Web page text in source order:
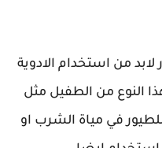
من استخدام الادوية
النوع من الطفيل مثل
في مياة الشرب او